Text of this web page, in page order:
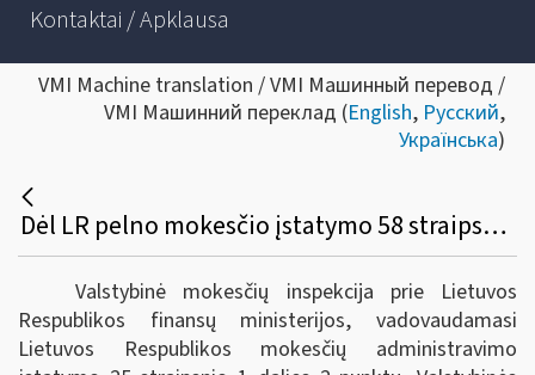
Kontaktai / Apklausa
VMI Machine translation / VMI Машинный перевод /
VMI Машинний переклад (English, Русский,
Українська)
Dėl LR pelno mokesčio įstatymo 58 straipsnio 16 dalies 1 ir 2 punktų, kurių nuostatos taikomos po 2017 m. gruodžio 31 d. komentaro pakeitimo
Valstybinė mokesčių inspekcija prie Lietuvos
Respublikos finansų ministerijos, vadovaudamasi
Lietuvos Respublikos mokesčių administravimo